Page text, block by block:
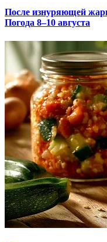
После изнуряющей
Погода 8–10 августа